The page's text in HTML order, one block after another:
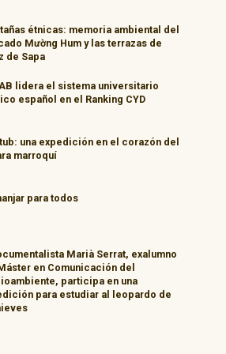
étnicas: memoria ambiental del
Mường Hum y las terrazas de
de Sapa
lidera el sistema universitario
español en el Ranking CYD
una expedición en el corazón del
marroquí
para todos
Marià Serrat, exalumno
en Comunicación del
participa en una
para estudiar al leopardo de